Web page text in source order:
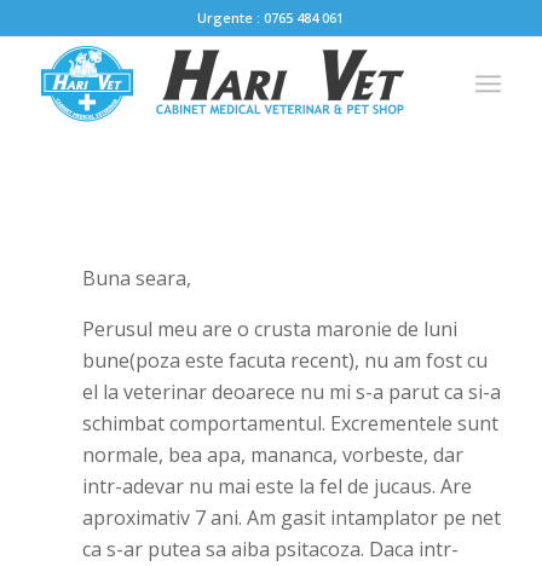
Urgente : 0765 484 061
Buna seara,
Perusul meu are o crusta maronie de luni
bune(poza este facuta recent), nu am fost cu
el la veterinar deoarece nu mi s-a parut ca si-a
schimbat comportamentul. Excrementele sunt
normale, bea apa, mananca, vorbeste, dar
intr-adevar nu mai este la fel de jucaus. Are
aproximativ 7 ani. Am gasit intamplator pe net
ca s-ar putea sa aiba psitacoza. Daca intr-